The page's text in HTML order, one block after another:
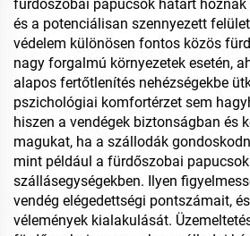
fürdőszobai papucsok határt hoznak
és a potenciálisan szennyezett
védelem különösen fontos közös
nagy forgalmú környezetek esetén,
alapos fertőtlenítés nehézségekbe
pszichológiai komfortérzet sem
hiszen a vendégek biztonságban és
magukat, ha a szállodák
mint például a fürdőszobai
szállásegységekben. Ilyen
vendég elégedettségi pontszámait,
vélemények kialakulását.